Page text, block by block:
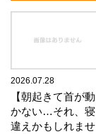
2026.07.28
【朝起きて首が動
かない…それ、寝
違えかもしれませ